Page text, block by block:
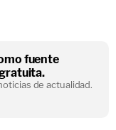
fuente
de actualidad.